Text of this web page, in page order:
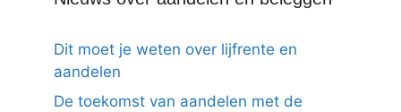
Dit moet je weten over lijfrente en
aandelen
De toekomst van aandelen met de